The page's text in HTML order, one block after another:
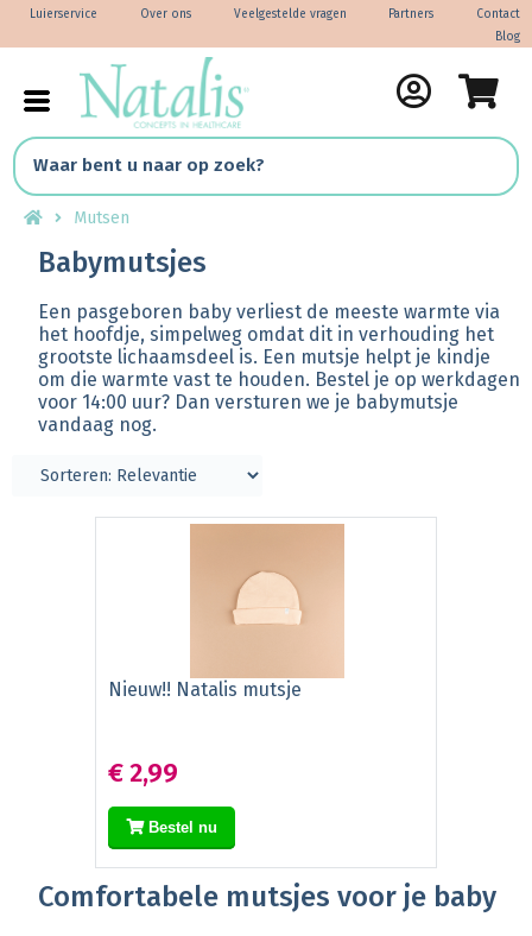
Contact
Partners
Veelgestelde vragen
Over ons
Luierservice
Blog
Mutsen
Babymutsjes
Een pasgeboren baby verliest de meeste warmte via
het hoofdje, simpelweg omdat dit in verhouding het
grootste lichaamsdeel is. Een mutsje helpt je kindje
om die warmte vast te houden. Bestel je op werkdagen
voor 14:00 uur? Dan versturen we je babymutsje
vandaag nog.
Nieuw!! Natalis mutsje
€ 2,99
Bestel nu
Comfortabele mutsjes voor je baby